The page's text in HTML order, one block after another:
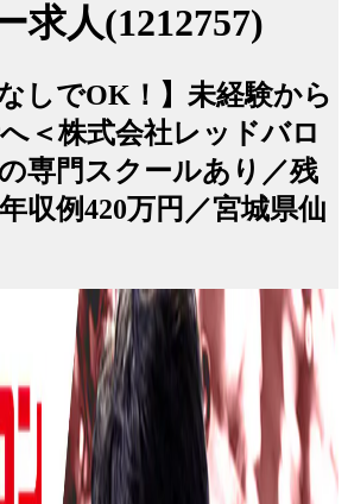
求人(1212757)
しでOK！】未経験から
＜株式会社レッドバロ
専門スクールあり／残
収例420万円／宮城県仙